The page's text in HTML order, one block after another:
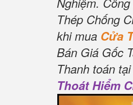
Thép Chống
khi mua Cửa
Bán Giá Gốc
Thanh toán
Thoát Hiểm